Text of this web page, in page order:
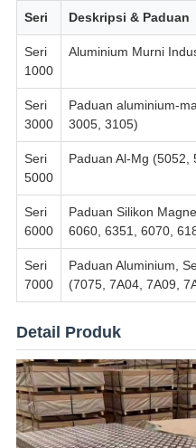
Seri Deskripsi & Paduan
Seri
1000
Aluminium Murni
Seri
3000
Paduan aluminium-
3005, 3105)
Seri
5000
Paduan Al-Mg
Seri
6000
Paduan Silikon
6060, 6351, 6070,
Seri
7000
Paduan Aluminium,
(7075, 7A04, 7A09,
Detail Produk